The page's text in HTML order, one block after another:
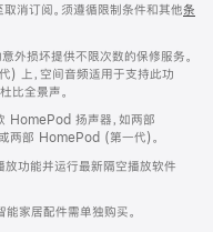
消订阅。须遵循限制条件和其他条
损坏提供不限次数的保修服务。
上，空间音频适用于支持此功
比全景声。
HomePod 扬声器，如两部
两部 HomePod (第一代)。
功能并运行最新隔空播放软件
家居配件需单独购买。